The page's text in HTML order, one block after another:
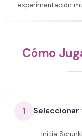
experimentación
Cómo
1 Seleccionar
Inicia